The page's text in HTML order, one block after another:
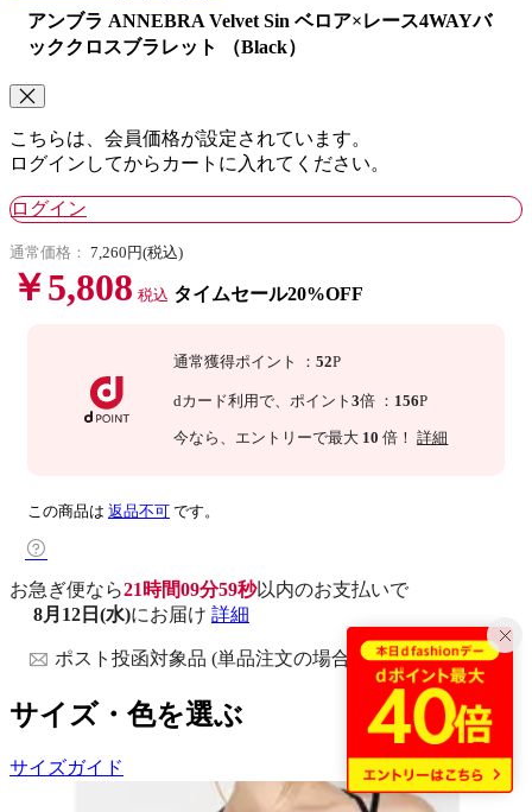
アンブラ ANNEBRA Velvet Sin ベロア×レース4WAYバ
ッククロスブラレット （Black）
こちらは、会員価格が設定されています。
ログインしてからカートに入れてください。
ログイン
通常価格： 7,260円(税込)
￥5,808 税込 タイムセール20%OFF
通常獲得ポイント ：52P
dカード利用で、 ポイント3倍 ： 156P
今なら 、エントリーで最大 10 倍！詳細
この商品は 返品不可 です。
お急ぎ便なら21時間09分58秒以内のお支払いで
8月12日(水)にお届け 詳細
ポスト投函対象品 (単品注文の場合)
サイズ・色を選ぶ
サイズガイド